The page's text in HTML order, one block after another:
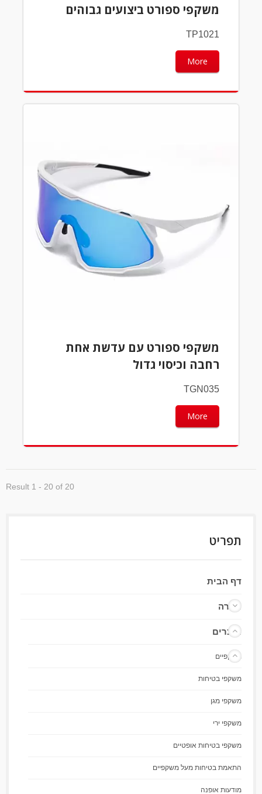
משקפי ספורט ביצועים גבוהים
TP1021
More
משקפי ספורט עם עדשת אחת
רחבה וכיסוי גדול
TGN035
More
Result 1 - 20 of 20
תפריט
דף הבית
חברה
מוצרים
משקפיים
משקפי בטיחות
משקפי מגן
משקפי ירי
משקפי בטיחות אופטיים
התאמת בטיחות מעל משקפיים
מודעות אופנה